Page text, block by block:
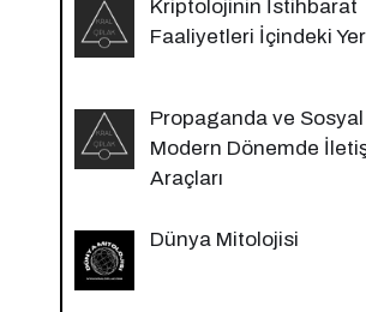
Kriptolojinin İstihbarat
Faaliyetleri İçindeki
Propaganda ve
Modern Dönemde
Araçları
Dünya Mitolojisi